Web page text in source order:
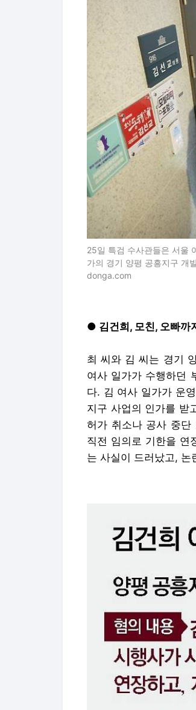
25일 특검 수사관들은 서울
가의 경기 양평 공흥지구 개
donga.com
● 김건희, 모친, 오빠까
최 씨와 김 씨는 경기
여사 일가가 수행하던
다. 김 여사 일가가 운
지구 사업의 인가를 받
허가 취소나 공사 중단
직전 임의로 기한을 연
는 사실이 드러났고,